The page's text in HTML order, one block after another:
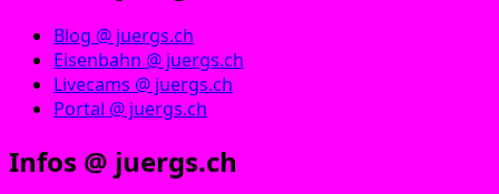
Blog @ juergs.ch
Eisenbahn @ juergs.ch
Livecams @ juergs.ch
Portal @ juergs.ch
Infos @ juergs.ch